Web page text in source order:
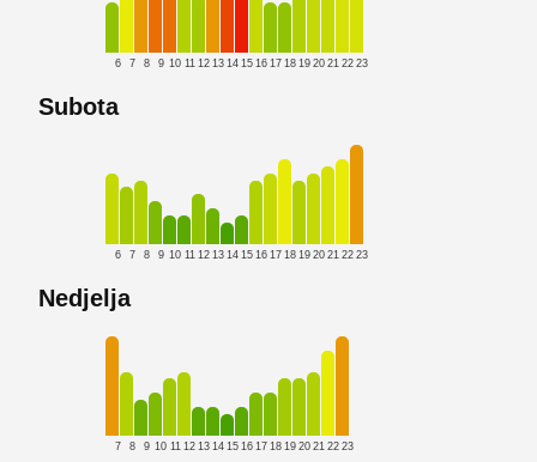
6 7 8 9 10 11 12 13 14 15 16 17 18 19 20 21 22 23
Subota
6 7 8 9 10 11 12 13 14 15 16 17 18 19 20 21 22 23
Nedjelja
7 8 9 10 11 12 13 14 15 16 17 18 19 20 21 22 23